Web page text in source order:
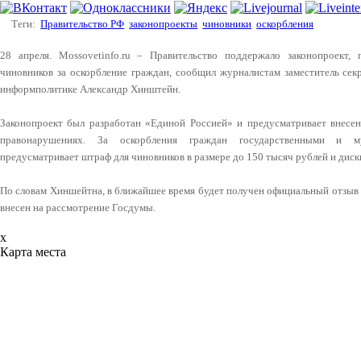
Теги: Правительство РФ законопроекты чиновники оскорбления
28 апреля. Mossovetinfo.ru – Правительство поддержало
чиновников за оскорбление граждан, сообщил журналистам заместитель
информполитике Александр Хинштейн.
Законопроект был разработан «Единой Россией» и предусматривает
правонарушениях. За оскорбления граждан государственными и
предусматривает штраф для чиновников в размере до 150 тысяч рублей и
По словам Хиншейтна, в ближайшее время будет получен официальный отзыв
внесен на рассмотрение Госдумы.
x
Карта места